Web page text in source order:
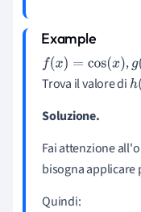
f(x)=cos x) ,g(
Trova il valore di h(
Soluzione.
Fai attenzione
bisogna applicare
Quindi: